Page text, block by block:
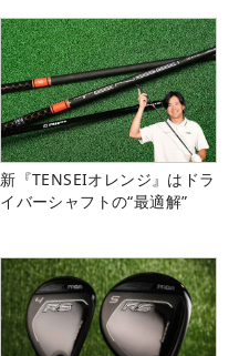
新『TENSEIオレンジ』はドラ
イバーシャフトの“最適解”